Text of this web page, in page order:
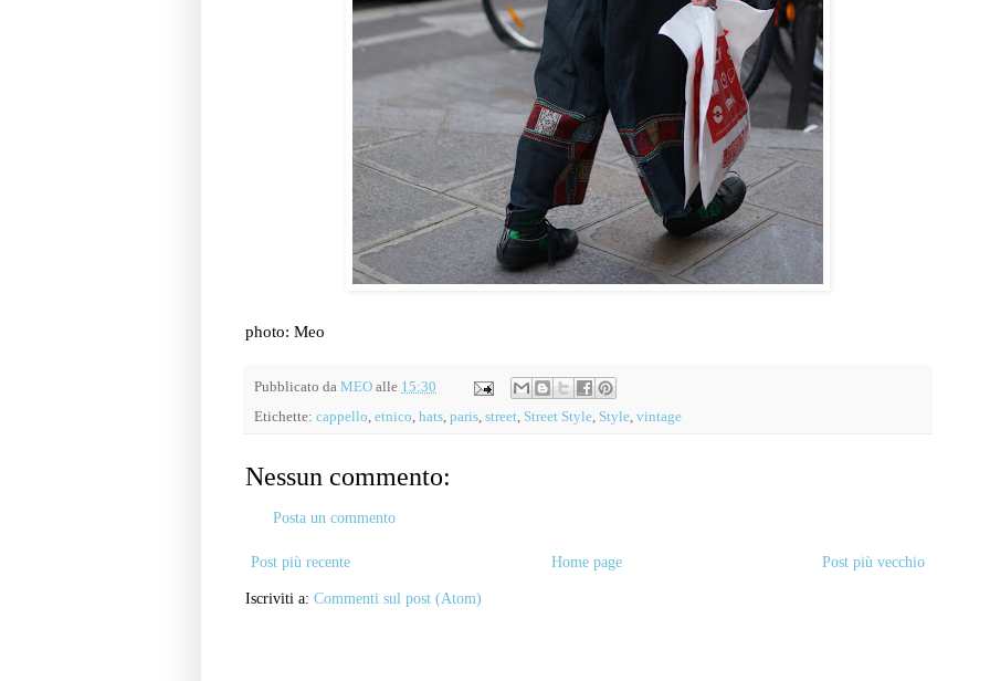
photo: Meo
Pubblicato da MEO alle 15:30
Etichette: cappello, etnico, hats, paris, street, Street Style, Style, vintage
Nessun commento:
Posta un commento
Post più recente Post più vecchio
Home page
Iscriviti a: Commenti sul post (Atom)